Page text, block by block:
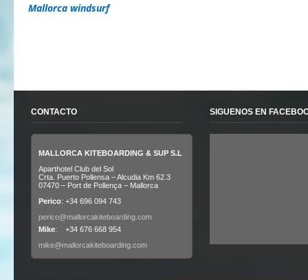
Mallorca windsurf
CONTACTO
MALLORCA KITEBOARDING & SUP S.L
Aparthotel Club del Sol
Crta. Puerto Pollensa – Alcudia Km 62.3
07470 – Port de Pollença – Mallorca
Perico: +34 696 094 743
perico@mallorcakiteboarding.com
Mike: +34 676 668 954
mike@mallorcakiteboarding.com
SIGUENOS EN